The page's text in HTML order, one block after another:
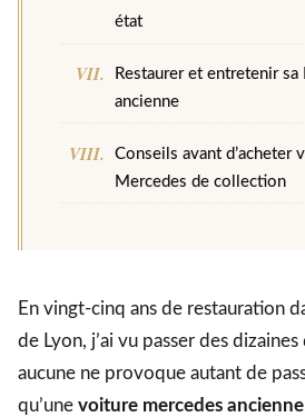
état
Restaurer et entretenir sa
ancienne
Conseils avant d’acheter
Mercedes de collection
En vingt-cinq ans de restauration
de Lyon, j’ai vu passer des
aucune ne provoque autant de
qu’une voiture mercedes ancienne